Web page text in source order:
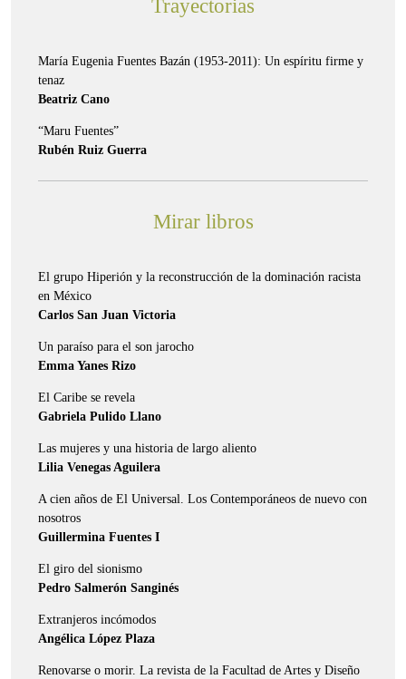
Trayectorias
María Eugenia Fuentes Bazán (1953-2011): Un espíritu firme y
tenaz
Beatriz Cano
“Maru Fuentes”
Rubén Ruiz Guerra
Mirar libros
El grupo Hiperión y la reconstrucción de la dominación racista
en México
Carlos San Juan Victoria
Un paraíso para el son jarocho
Emma Yanes Rizo
El Caribe se revela
Gabriela Pulido Llano
Las mujeres y una historia de largo aliento
Lilia Venegas Aguilera
A cien años de El Universal. Los Contemporáneos de nuevo con
nosotros
Guillermina Fuentes I
El giro del sionismo
Pedro Salmerón Sanginés
Extranjeros incómodos
Angélica López Plaza
Renovarse o morir. La revista de la Facultad de Artes y Diseño